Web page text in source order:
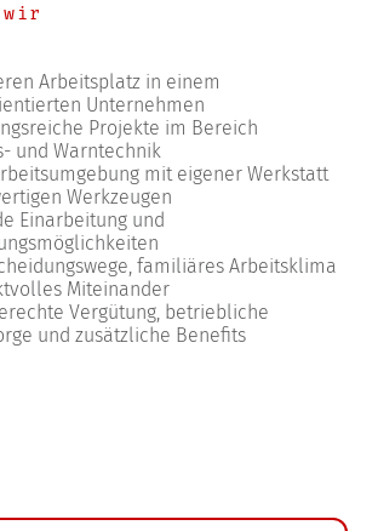
Arbeitsplatz in einem
Unternehmen
Projekte im Bereich
und Warntechnik
mit eigener Werkstatt
Werkzeugen
Einarbeitung und
familiäres Arbeitsklima
Miteinander
Vergütung, betriebliche
und zusätzliche Benefits